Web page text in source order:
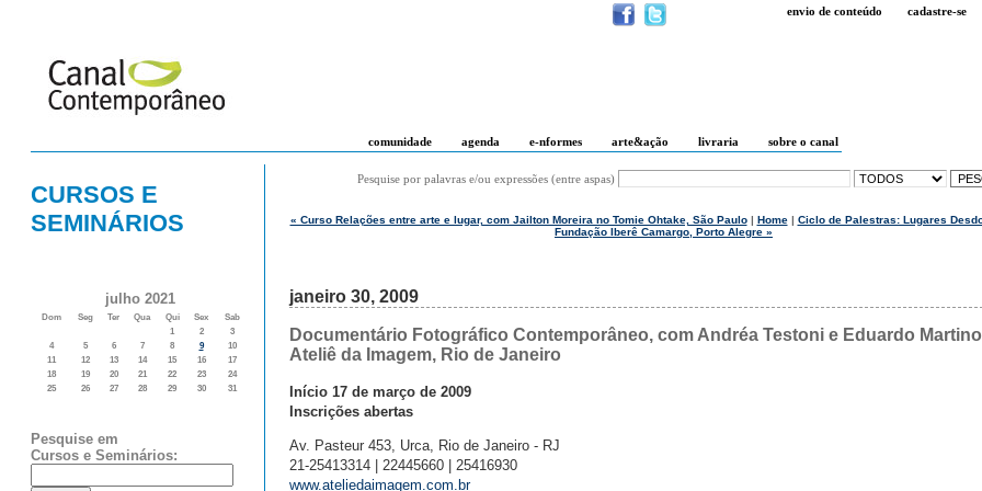
envio de conteúdo cadastre-se
comunidade agenda e-nformes arte&ação livraria sobre o canal
CURSOS E
SEMINÁRIOS
julho 2021
Dom Seg Ter Qua Qui Sex
Sab
1
2
3
4
5 6 7 8 9
10
11
12 13 14 15 16
17
18
19 20 21 22 23
24
25
26 27 28 29 30 31
Pesquise em
Cursos e Seminários:
Pesquise por palavras e/ou expressões (entre aspas)
« Curso Relações entre arte e lugar, com Jailton Moreira no Tomie Ohtake, São Paulo| Home| Ciclo de Palestras: Lugares
Fundação Iberê Camargo, Porto Alegre »
janeiro 30, 2009
Documentário Fotográfico Contemporâneo, com Andréa Testoni e Eduardo
Ateliê da Imagem, Rio de Janeiro
Início 17 de março de 2009
Inscrições abertas
Av. Pasteur 453, Urca, Rio de Janeiro - RJ
21-25413314 | 22445660 | 25416930
www.ateliedaimagem.com.br